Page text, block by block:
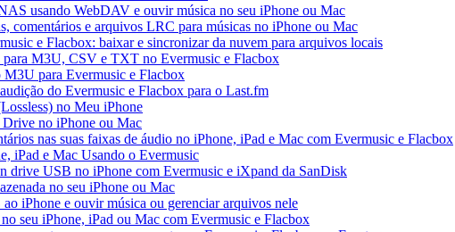
usando WebDAV e ouvir música no seu iPhone ou Mac
comentários e arquivos LRC para músicas no iPhone ou Mac
e Flacbox: baixar e sincronizar da nuvem para arquivos locais
para M3U, CSV e TXT no Evermusic e Flacbox
para Evermusic e Flacbox
do Evermusic e Flacbox para o Last.fm
no Meu iPhone
no iPhone ou Mac
nas suas faixas de áudio no iPhone, iPad e Mac com Evermusic e Flacbox
iPad e Mac Usando o Evermusic
drive USB no iPhone com Evermusic e iXpand da SanDisk
no seu iPhone ou Mac
iPhone e ouvir música ou gerenciar arquivos nele
seu iPhone, iPad ou Mac com Evermusic e Flacbox